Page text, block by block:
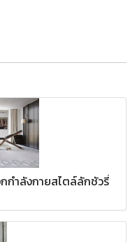
กำลังกายสไตล์ลักชัวรี่